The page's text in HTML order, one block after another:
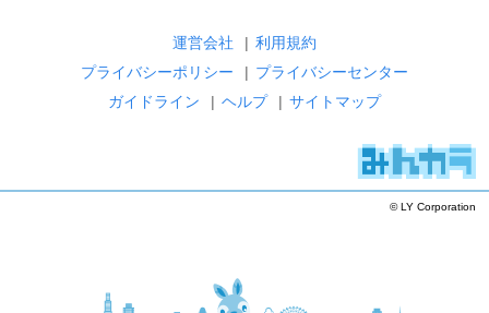
運営会社 | 利用規約
プライバシーポリシー
| プライバシーセンター
ガイドライン
| ヘルプ | サイトマップ
© LY Corporation